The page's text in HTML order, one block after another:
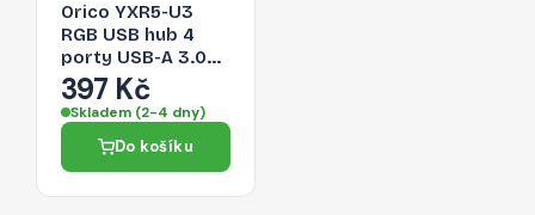
Orico YXR5-U3
RGB USB hub 4
porty USB-A 3.0
se čtečkou SD a
microSD karet 0,3
m – černý
397 Kč
Skladem (2-4 dny)
Do košíku